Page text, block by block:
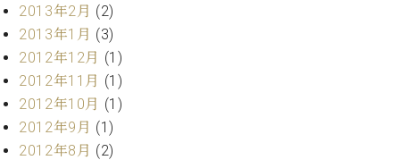
サ
ー
ス
(
調
律
)
2013年2月 (2)
2013年1月 (3)
2012年12月 (1)
2012年11月 (1)
2012年10月 (1)
2012年9月 (1)
2012年8月 (2)